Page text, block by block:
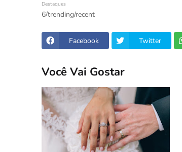
Destaques
6/trending/recent
Facebook Twitter
Você Vai Gostar